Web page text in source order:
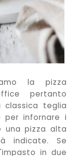
la pizza
pertanto
classica teglia
per infornare i
una pizza alta
indicate. Se
in due